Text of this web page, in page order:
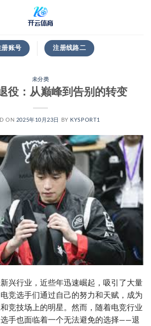
册账号 注册线路二
未分类
役：从巅峰到告别的转变
ON 2025年10月23日 BY KYSPORT1
兴行业，近些年迅速崛起，吸引了大量
竞选手们通过自己的努力和天赋，成为
竞技场上的明星。然而，随着电竞行业
手也面临着一个无法避免的选择——退